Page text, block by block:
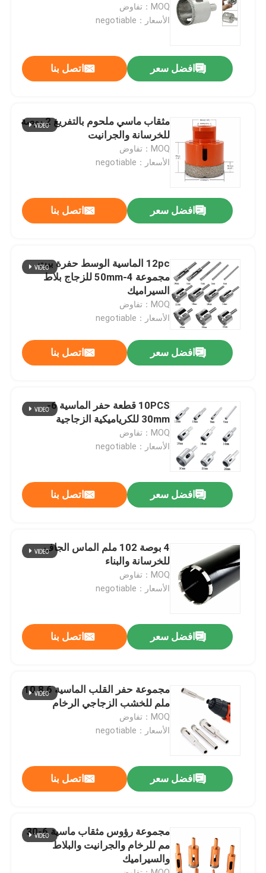
منتجات
معلومات عنا
جولة في المعمل
اتصل بنا
اطلب اقتباس
مثقاب الماسونية
MOQ：تفاوض
الأسعار：negotiable
افضل سعر اتصل بنا
مثقاب ماسي ملحوم بالتفريغ 2 بوصة
للخرسانة والجرانيت
MOQ：تفاوض
الأسعار：negotiable
افضل سعر اتصل بنا
12pc الماسية الوسط حفرة بيت
مجموعة 4-50mm للزجاج بلاط
السيراميك
MOQ：تفاوض
الأسعار：negotiable
افضل سعر اتصل بنا
10PCS قطعة حفر الماسية 6-
30mm للكرياميكية الزجاجية
MOQ：تفاوض
الأسعار：negotiable
افضل سعر اتصل بنا
4 بوصة 102 ملم الماس الجاف
للخرسانة والبناء
MOQ：تفاوض
الأسعار：negotiable
افضل سعر اتصل بنا
مجموعة حفر القلب الماسية 6 8 10
ملم للخشب الزجاجي الرخام
MOQ：تفاوض
الأسعار：negotiable
افضل سعر اتصل بنا
مجموعة رؤوس مثقاب ماسية 6-30
مم للرخام والجرانيت والبلاط
والسيراميك